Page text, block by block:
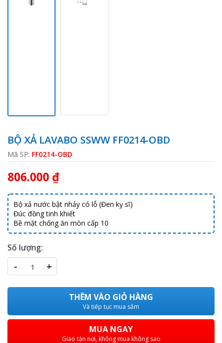
BỘ XẢ LAVABO SSWW FF0214-OBD
Mã SP: FF0214-OBD
806.000 ₫
Bộ xả nước bật nhảy có lỗ (Đen kỵ sĩ)
Đúc đồng tinh khiết
Bề mặt chống ăn mòn cấp 10
Số lượng:
- +
THÊM VÀO GIỎ HÀNG
Và tiếp tục mua sắm
MUA NGAY
Giao tận nơi, không mua không sao